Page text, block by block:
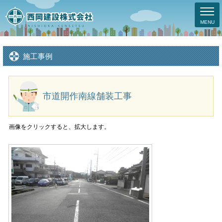
MENU
施工事例
市道開作南線舗装工事
画像をクリックすると、拡大します。